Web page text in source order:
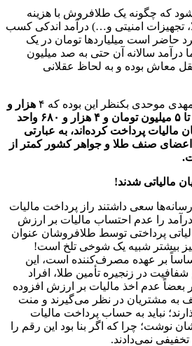
که چگونه یک طلافروش با هزینه
تجهیزات امنیتی و…) درآمد اندکی کسب
حاضر است میلیاردها تومان در یک
درآمد سالانه آن حتی به صد میلیون
معاش بوده و به لحاظ عقلانی
موحدی بکنظر این بوده که ۴
هزار و
۶۰۰ واحد صنفی بین صفر تا ۵ میلیون تومان و ۴ هزار و ۶۸۰ واحد
میلیون تومان مالیات پرداخت کرده‌اند، به عبارتی
۷۰ درصد از اعضای صنف طلا و جواهر کشور کمتر از
مالیاتی شدند!
سعی داشتند راز پرداخت مالیات
را عدم احتساب مالیات بر ارزش
پرداختی توسط طلافروشان عنوان
بیشتر شبیه یک شوخی تلخ است!
بر عهده مصرف‌کننده است، این
در زنجیره تأمین طلا، افراد
بعضاً عدم اخذ مالیات بر ارزش افزوده
به مشتریان در نظر می‌گیرند و منت
نباید به حساب پرداخت مالیات
نوشت؛ چرا که اگر بنا بود این رقم را
تخفیفی نمی‌دادند.